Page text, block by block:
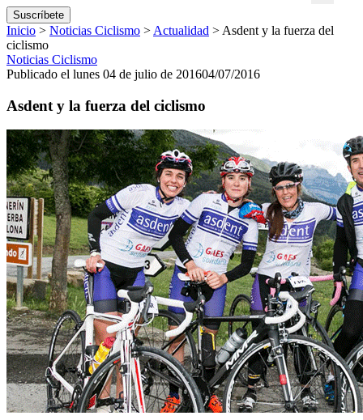
Suscríbete
Inicio > Noticias Ciclismo > Actualidad > Asdent y la fuerza del
ciclismo
Noticias Ciclismo
Publicado el lunes 04 de julio de 201604/07/2016
Asdent y la fuerza del ciclismo